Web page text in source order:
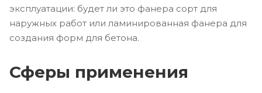
эксплуатации: будет ли это фанера сорт для
наружных работ или ламинированная фанера для
создания форм для бетона.
Сферы применения